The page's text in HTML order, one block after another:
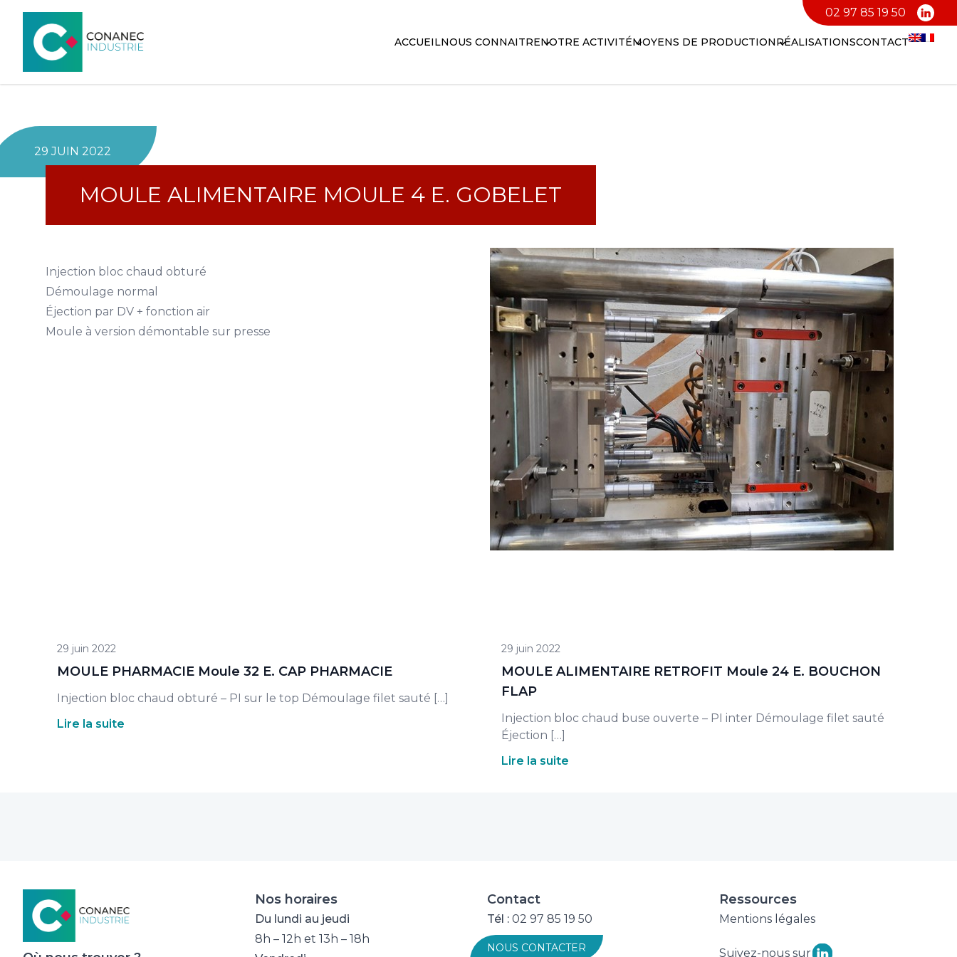
ACCUEILNOUS CONNAITRENOTRE ACTIVITÉMOYENS DE PRODUCTIONRÉALISATIONSCONTACT
02 97 85 19 50
29 JUIN 2022
MOULE ALIMENTAIRE MOULE 4 E. GOBELET
Injection bloc chaud obturé
Démoulage normal
Éjection par DV + fonction air
Moule à version démontable sur presse
29 juin 2022
MOULE PHARMACIE Moule 32 E. CAP PHARMACIE
Injection bloc chaud obturé – PI sur le top Démoulage filet sauté […]
Lire la suite
29 juin 2022
MOULE ALIMENTAIRE RETROFIT Moule 24 E. BOUCHON
FLAP
Injection bloc chaud buse ouverte – PI inter Démoulage filet sauté
Éjection […]
Lire la suite
Nos horaires
Du lundi au jeudi
8h – 12h et 13h – 18h
Contact
Tél : 02 97 85 19 50
NOUS CONTACTER
Ressources
Mentions légales
Suivez-nous sur